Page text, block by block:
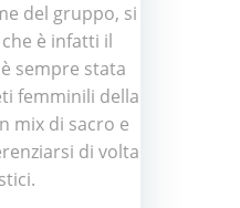
del gruppo, si
è infatti il
sempre stata
femminili della
mix di sacro e
di volta